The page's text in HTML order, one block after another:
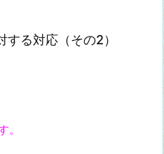
る対応（その2）
。